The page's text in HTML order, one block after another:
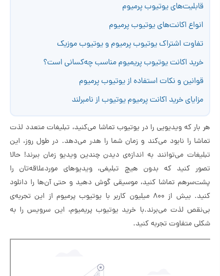
قابلیت‌های یوتیوب پرمیوم
انواع اکانت‌های یوتیوب پرمیوم
تفاوت اشتراک یوتیوب پرمیوم و یوتیوب موزیک
خرید اکانت یوتیوب پریمیوم مناسب چه‌کسانی است؟
قوانین و نکات استفاده از یوتیوب پرمیوم
مزایای خرید اکانت پرمیوم یوتیوب از نامبرلند
هر بار که ویدیویی را در یوتیوب تماشا می‌کنید، تبلیغات متعدد لذت
تماشا را نابود می‌کند و زمان شما را هدر می‌دهد. در طول روز، این
تبلیغات می‌توانند به اندازه‌ی دیدن چندین ویدیو زمان ببرند! حالا
تصور کنید که بدون هیچ تبلیغی، ویدیوهای موردعلاقه‌تان را
پشت‌سرهم تماشا کنید، موسیقی گوش دهید و حتی آن‌ها را دانلود
کنید. بیش از ۸۰۰ میلیون کاربر با یوتیوب پرمیوم از این تجربه‌ی
بی‌نقص لذت می‌برند.با خرید یوتیوب پریمیوم، این سرویس را به
شکلی متفاوت تجربه کنید.